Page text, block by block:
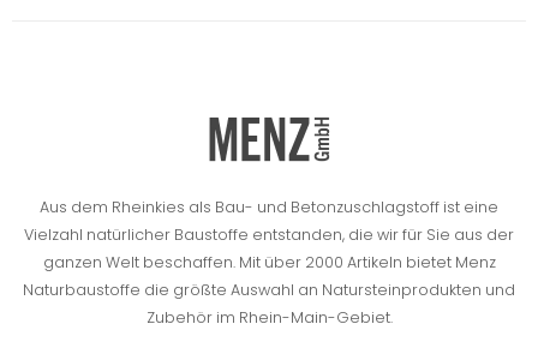
Aus dem Rheinkies als Bau- und Betonzuschlagstoff ist eine
Vielzahl natürlicher Baustoffe entstanden, die wir für Sie aus der
ganzen Welt beschaffen. Mit über 2000 Artikeln bietet Menz
Naturbaustoffe die größte Auswahl an Natursteinprodukten und
Zubehör im Rhein-Main-Gebiet.